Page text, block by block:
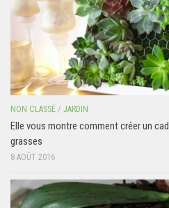
NON CLASSÉ / JARDIN
Elle vous montre comment créer un
grasses
8 AOÛT 2016